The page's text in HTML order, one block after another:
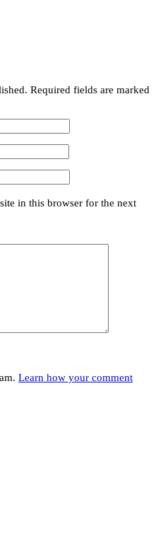
Required fields are marked
in this browser for the next
Learn how your comment